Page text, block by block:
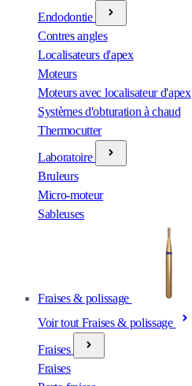
Endodontie
Contres angles
Localisateurs d'apex
Moteurs
Moteurs avec localisateur d'apex
Systèmes d'obturation à chaud
Thermocutter
Laboratoire
Bruleurs
Micro-moteur
Sableuses
Fraises & polissage
Voir tout Fraises & polissage
Fraises
Fraises